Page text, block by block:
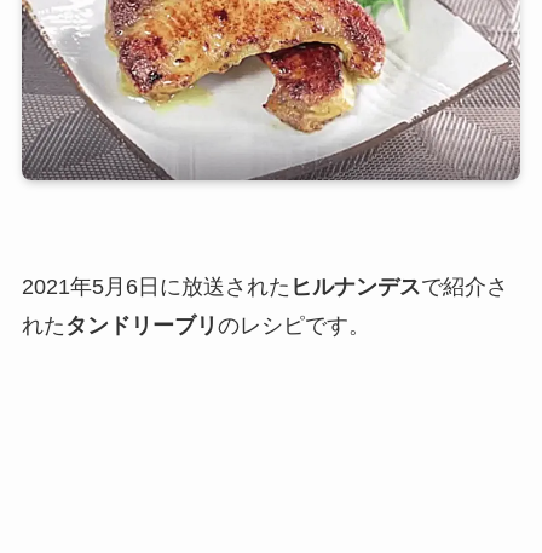
2021年5月6日に放送された ヒルナンデスで紹介さ
れた タンドリーブリ のレシピです。